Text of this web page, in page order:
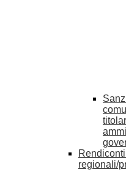
regionali/